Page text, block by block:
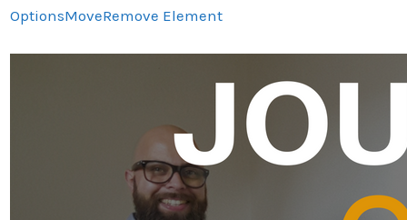
OptionsMoveRemove Element